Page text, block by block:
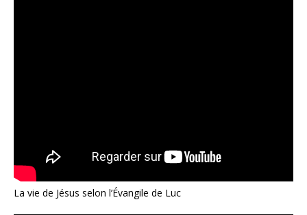
La vie de Jésus selon l’Évangile de Luc